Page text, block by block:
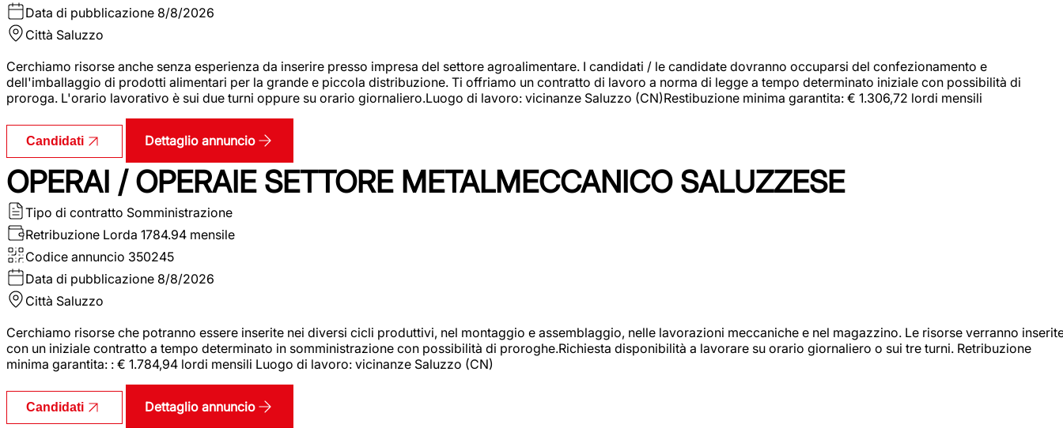
Data di pubblicazione 8/8/2026
Città Saluzzo
Cerchiamo risorse anche senza esperienza da inserire presso impresa del settore agroalimentare. I candidati / le candidate dovranno occuparsi del confezionamento e
dell'imballaggio di prodotti alimentari per la grande e piccola distribuzione. Ti offriamo un contratto di lavoro a norma di legge a tempo determinato iniziale con possibilità di
proroga. L'orario lavorativo è sui due turni oppure su orario giornaliero.Luogo di lavoro: vicinanze Saluzzo (CN)Restibuzione minima garantita: € 1.306,72 lordi mensili
Candidati Dettaglio annuncio
OPERAI / OPERAIE SETTORE METALMECCANICO SALUZZESE
Tipo di contratto Somministrazione
Retribuzione Lorda 1784.94 mensile
Codice annuncio 350245
Data di pubblicazione 8/8/2026
Città Saluzzo
Cerchiamo risorse che potranno essere inserite nei diversi cicli produttivi, nel montaggio e assemblaggio, nelle lavorazioni meccaniche e nel magazzino. Le risorse verranno
con un iniziale contratto a tempo determinato in somministrazione con possibilità di proroghe.Richiesta disponibilità a lavorare su orario giornaliero o sui tre turni. Retribuzione
minima garantita: : € 1.784,94 lordi mensili Luogo di lavoro: vicinanze Saluzzo (CN)
Candidati Dettaglio annuncio